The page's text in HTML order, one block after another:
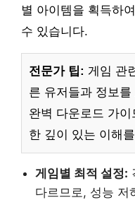
별 아이템을 획득하
수 있습니다.
전문가 팁: 게임 관
른 유저들과 정보
완벽 다운로드 가
한 깊이 있는 이해
게임별 최적 설정:
다르므로, 성능 저